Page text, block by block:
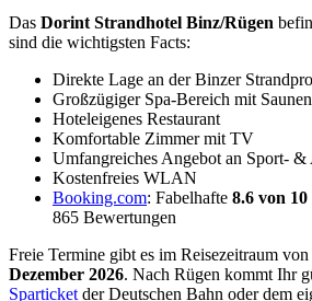
Das Dorint Strandhotel Binz/Rügen
sind die wichtigsten Facts:
Direkte Lage an der Binzer
Großzügiger Spa-Bereich mit Saunen
Hoteleigenes Restaurant
Komfortable Zimmer mit TV
Umfangreiches Angebot an Sport- &
Kostenfreies WLAN
Booking.com: Fabelhafte 8.6 von
865 Bewertungen
Freie Termine gibt es im Reisezeitraum von
Dezember 2026. Nach Rügen kommt Ihr
Sparticket der Deutschen Bahn oder dem